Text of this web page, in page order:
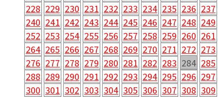
228 229 230 231 232 233 234 235 236 237
240 241 242 243 244 245 246 247 248 249
252 253 254 255 256 257 258 259 260 261
264 265 266 267 268 269 270 271 272 273
276 277 278 279 280 281 282 283 284 285
288 289 290 291 292 293 294 295 296 297
300 301 302 303 304 305 306 307 308 309